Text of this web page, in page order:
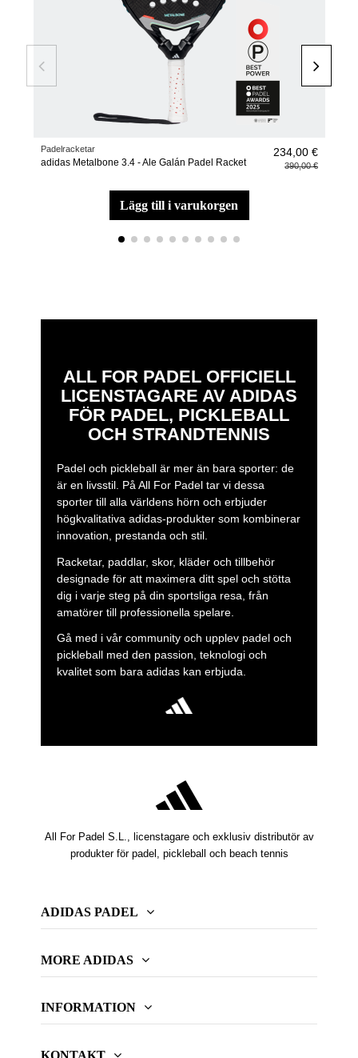
Padelracketar
adidas Metalbone 3.4 - Ale Galán Padel Racket
234,00 €
390,00 €
lägg till i varukorgen
ALL FOR PADEL OFFICIELL
LICENSTAGARE AV ADIDAS
FÖR PADEL, PICKLEBALL
OCH STRANDTENNIS
Padel och pickleball är mer än bara sporter: de
är en livsstil. På All For Padel tar vi dessa
sporter till alla världens hörn och erbjuder
högkvalitativa adidas-produkter som kombinerar
innovation, prestanda och stil.
Racketar, paddlar, skor, kläder och tillbehör
designade för att maximera ditt spel och stötta
dig i varje steg på din sportsliga resa, från
amatörer till professionella spelare.
Gå med i vår community och upplev padel och
pickleball med den passion, teknologi och
kvalitet som bara adidas kan erbjuda.
All For Padel S.L., licenstagare och exklusiv distributör av
produkter för padel, pickleball och beach tennis
ADIDAS PADEL
MORE ADIDAS
INFORMATION